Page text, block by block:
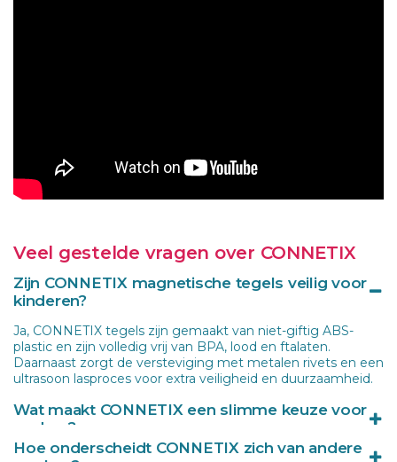
Veel gestelde vragen over CONNETIX
Zijn CONNETIX magnetische tegels veilig voor
kinderen?
Ja, CONNETIX tegels zijn gemaakt van niet-giftig ABS-
plastic en zijn volledig vrij van BPA, lood en ftalaten.
Daarnaast zorgt de versteviging met metalen rivets en een
ultrasoon lasproces voor extra veiligheid en duurzaamheid.
Wat maakt CONNETIX een slimme keuze voor
ouders?
Naast het sterke en veilige materiaalgebruik, groeien de
Hoe onderscheidt CONNETIX zich van andere